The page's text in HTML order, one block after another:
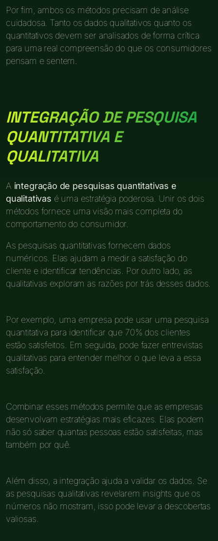
Por fim, ambos os métodos precisam de análise
cuidadosa. Tanto os dados qualitativos quanto os
quantitativos devem ser analisados de forma crítica
para uma real compreensão do que os consumidores
pensam e sentem.
INTEGRAÇÃO DE PESQUISA
QUANTITATIVA E
QUALITATIVA
A integração de pesquisas quantitativas e
qualitativas é uma estratégia poderosa. Unir os dois
métodos fornece uma visão mais completa do
comportamento do consumidor.
As pesquisas quantitativas fornecem dados
numéricos. Elas ajudam a medir a satisfação do
cliente e identificar tendências. Por outro lado, as
qualitativas exploram as razões por trás desses dados.
Por exemplo, uma empresa pode usar uma pesquisa
quantitativa para identificar que 70% dos clientes
estão satisfeitos. Em seguida, pode fazer entrevistas
qualitativas para entender melhor o que leva a essa
satisfação.
Combinar esses métodos permite que as empresas
desenvolvam estratégias mais eficazes. Elas podem
não só saber quantas pessoas estão satisfeitas, mas
também por quê.
Além disso, a integração ajuda a validar os dados. Se
as pesquisas qualitativas revelarem insights que os
números não mostram, isso pode levar a descobertas
valiosas.